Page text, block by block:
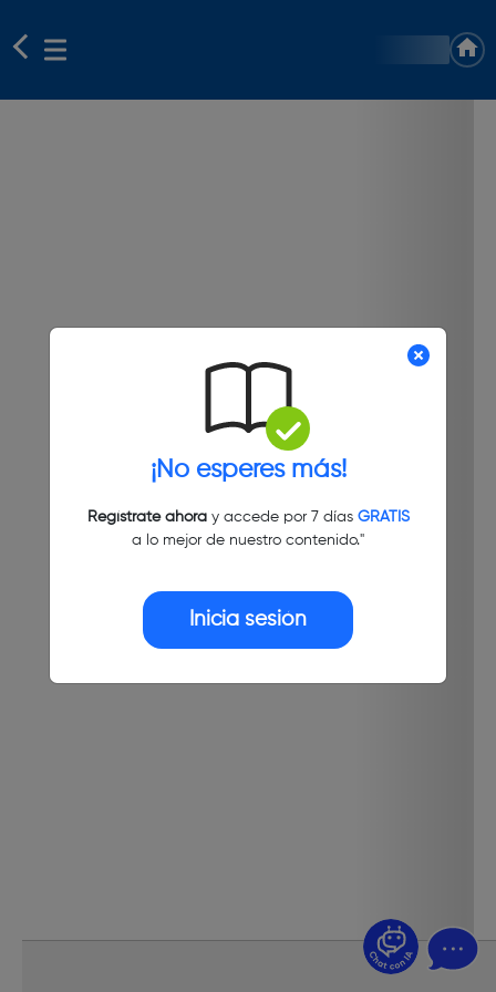
¡No esperes más!
Regístrate ahoray accede por 7 días GRATIS
a lo mejor de nuestro contenido."
Inicia sesión